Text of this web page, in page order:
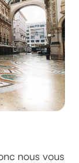
nous vous